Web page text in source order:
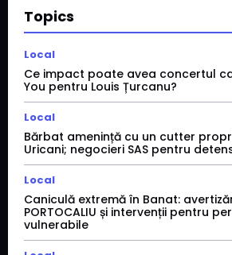
Topics
Local
Ce impact poate avea concertul
You pentru Louis Țurcanu?
Local
Bărbat amenință cu un cutter
Uricani; negocieri SAS pentru
Local
Caniculă extremă în Banat:
PORTOCALIU și intervenții pentru
vulnerabile